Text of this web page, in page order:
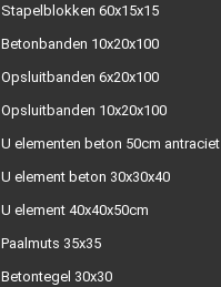
Stapelblokken 60x15x15
Betonbanden 10x20x100
Opsluitbanden 6x20x100
Opsluitbanden 10x20x100
U elementen beton 50cm antraciet
U element beton 30x30x40
U element 40x40x50cm
Paalmuts 35x35
Betontegel 30x30